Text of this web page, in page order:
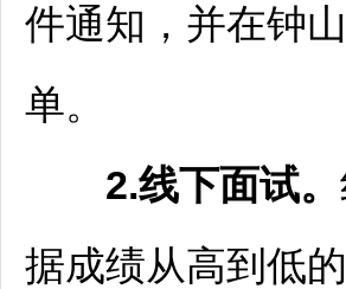
件通知，并在钟
单。
2.线下面试。
据成绩从高到低